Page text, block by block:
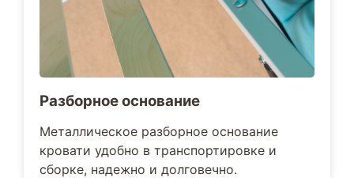
Разборное основание
Металлическое разборное основание
кровати удобно в транспортировке и
сборке, надежно и долговечно.